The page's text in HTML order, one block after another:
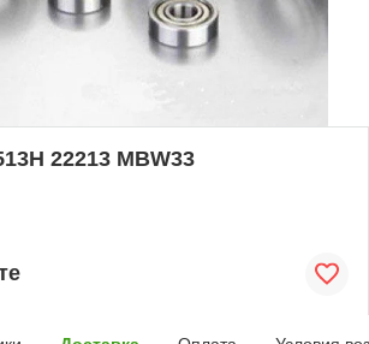
22213 MBW33